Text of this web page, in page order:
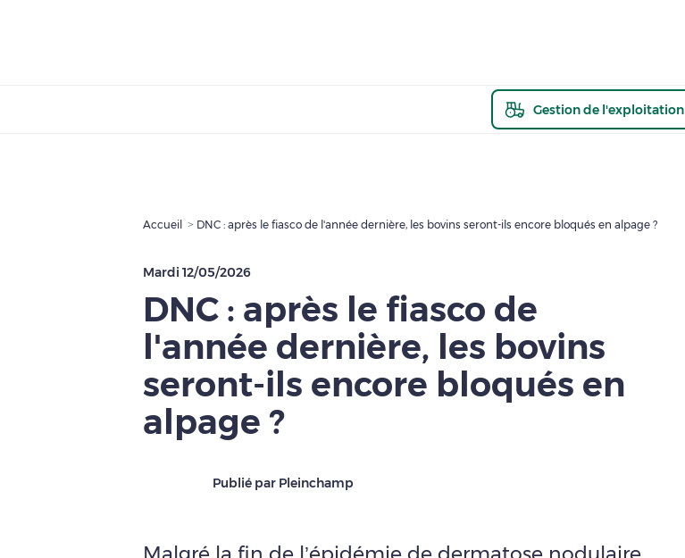
Gestion de l'exploitation
Accueil DNC : après le fiasco de l'année dernière, les bovins seront-ils encore bloqués en alpage ?
Mardi 12/05/2026
DNC : après le fiasco de
l'année dernière, les bovins
seront-ils encore bloqués en
alpage ?
Publié par Pleinchamp